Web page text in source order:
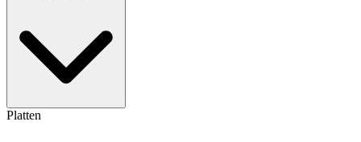
Platten